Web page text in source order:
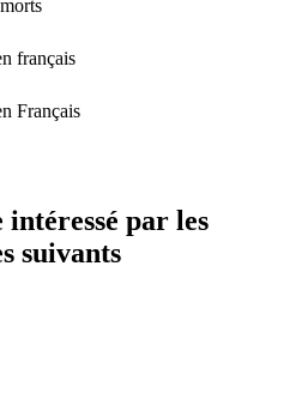
français
Français
par les
suivants